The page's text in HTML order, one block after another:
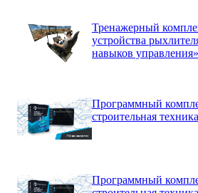
Тренажерный
устройства
навыков
Программный
строительная
Программный